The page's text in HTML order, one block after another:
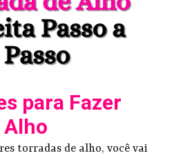
para Fazer
Alho
torradas de alho, você vai